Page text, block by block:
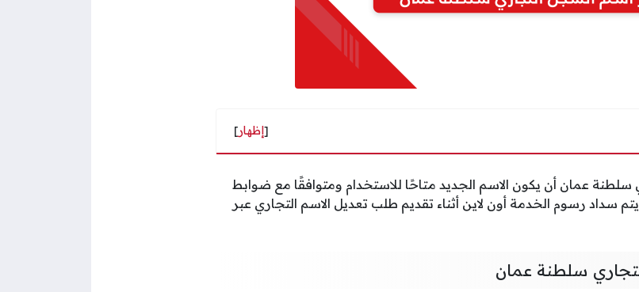
[إظهار]
عمان أن يكون الاسم الجديد متاحًا للاستخدام ومتوافقًا مع ضوابط
سداد رسوم الخدمة أون لاين أثناء تقديم طلب تعديل الاسم التجاري عبر
سلطنة عمان